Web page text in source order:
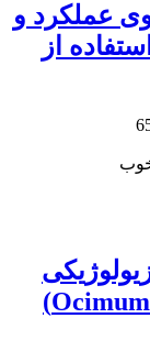
عملکرد و
از
چهار رقم ریحان (‏Ocimum basilicum L.‎‏)